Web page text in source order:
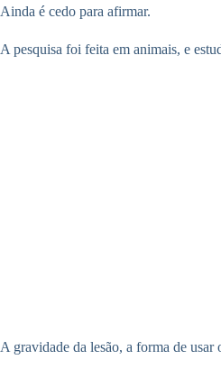
Ainda é cedo para afirmar.
A pesquisa foi feita em animais, e
A gravidade da lesão, a forma de